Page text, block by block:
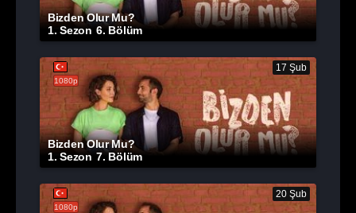
Bizden Olur Mu?
1. Sezon 6. Bölüm
1080p
17 Şub
Bizden Olur Mu?
1. Sezon 7. Bölüm
1080p
20 Şub